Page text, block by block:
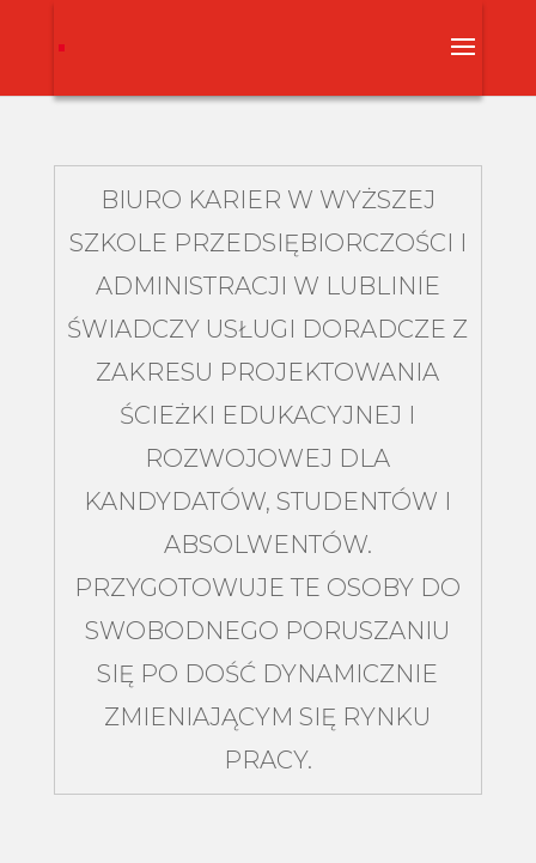
BIURO KARIER W WYŻSZEJ
SZKOLE PRZEDSIĘBIORCZOŚCI I
ADMINISTRACJI W LUBLINIE
ŚWIADCZY USŁUGI DORADCZE Z
ZAKRESU PROJEKTOWANIA
ŚCIEŻKI EDUKACYJNEJ I
ROZWOJOWEJ DLA
KANDYDATÓW, STUDENTÓW I
ABSOLWENTÓW.
PRZYGOTOWUJE TE OSOBY DO
SWOBODNEGO PORUSZANIU
SIĘ PO DOŚĆ DYNAMICZNIE
ZMIENIAJĄCYM SIĘ RYNKU
PRACY.